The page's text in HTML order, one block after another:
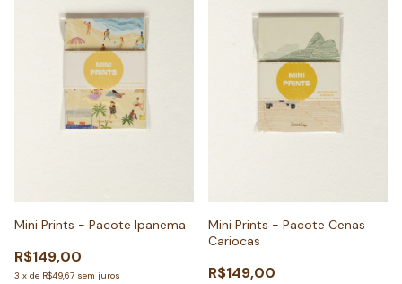
Mini Prints - Pacote Ipanema
R$149,00
3 x de R$49,67 sem juros
Mini Prints - Pacote Cenas
Cariocas
R$149,00